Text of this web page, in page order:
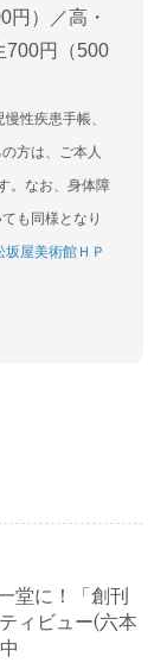
円）／高・
700円（500
性疾患手帳、
方は、ご本人
。なお、身体障
も同様となり
坂屋美術館ＨＰ
堂に！「創刊
ィビュー(六本